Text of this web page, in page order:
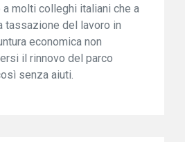
molti colleghi italiani che a
tassazione del lavoro in
economica non
il rinnovo del parco
senza aiuti.